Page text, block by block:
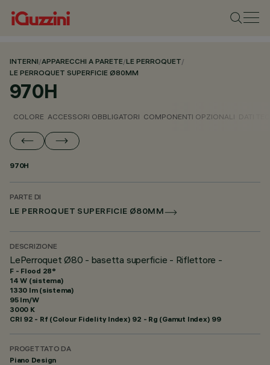
INTERNI/APPARECCHI A PARETE/LE PERROQUET/
LE PERROQUET SUPERFICIE Ø80MM
970H
COLORE ACCESSORI OBBLIGATORI COMPONENTI OPZIONALI
970H
PARTE DI
LE PERROQUET SUPERFICIE Ø80MM
DESCRIZIONE
LePerroquet Ø80 - basetta superficie - Riflettore -
F - Flood 28°
14 W (sistema)
1330 lm (sistema)
95 lm/W
3000 K
CRI 92 - Rf (Colour Fidelity Index) 92 - Rg (Gamut Index) 99
PROGETTATO DA
Piano Design